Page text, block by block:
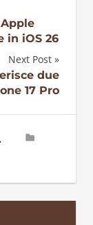
in iOS 26
Next Post
due
17 Pro